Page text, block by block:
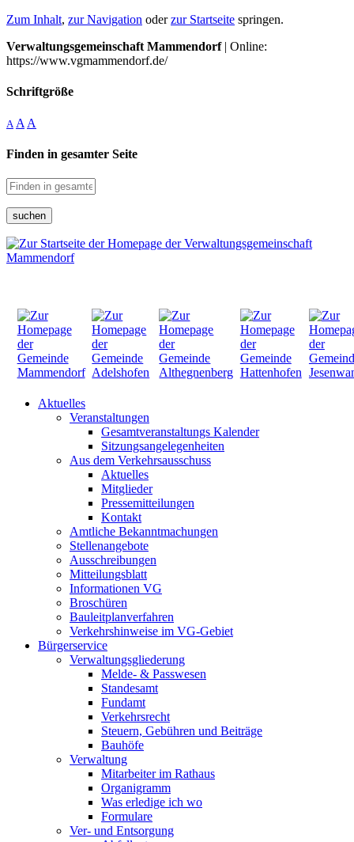
Zum Inhalt, zur Navigation oderzur Startseite springen.
Verwaltungsgemeinschaft Mammendorf| Online:
https://www.vgmammendorf.de/
Schriftgröße
A A A
Finden in gesamter Seite
suchen
Aktuelles
Veranstaltungen
Gesamtveranstaltungs Kalender
Sitzungsangelegenheiten
Aus dem Verkehrsausschuss
Aktuelles
Mitglieder
Pressemitteilungen
Kontakt
Amtliche Bekanntmachungen
Stellenangebote
Ausschreibungen
Mitteilungsblatt
Informationen VG
Broschüren
Bauleitplanverfahren
Verkehrshinweise im VG-Gebiet
Bürgerservice
Verwaltungsgliederung
Melde- & Passwesen
Standesamt
Fundamt
Verkehrsrecht
Steuern, Gebühren und Beiträge
Bauhöfe
Verwaltung
Mitarbeiter im Rathaus
Organigramm
Was erledige ich wo
Formulare
Ver- und Entsorgung